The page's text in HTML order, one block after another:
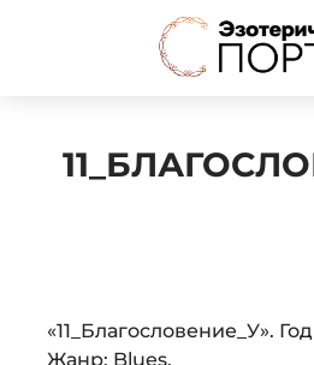
Audio
Player
«11_Благословение_У».
Жанр: Blues.